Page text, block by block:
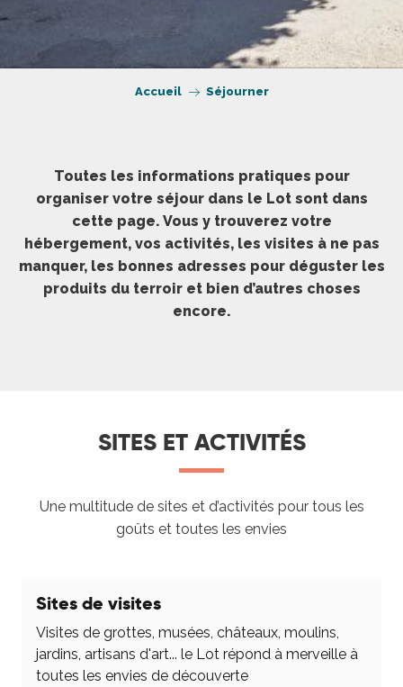
Accueil Séjourner
Toutes les informations pratiques pour
organiser votre séjour dans le Lot sont dans
cette page. Vous y trouverez votre
hébergement, vos activités, les visites à ne pas
manquer, les bonnes adresses pour déguster les
produits du terroir et bien d’autres choses
encore.
SITES ET ACTIVITÉS
Une multitude de sites et d’activités pour tous les
goûts et toutes les envies
Sites de visites
Visites de grottes, musées, châteaux, moulins,
jardins, artisans d'art... le Lot répond à merveille à
toutes les envies de découverte